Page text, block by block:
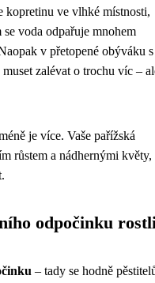
kopretinu ve vlhké místnosti,
voda odpařuje mnohem
v přetopené obýváku s
zalévat o trochu víc –
je více. Vaše pařížská
růstem a nádhernými květy,
odpočinku
– tady se hodně